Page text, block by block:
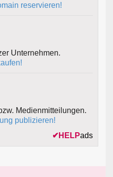
reservieren!
Unternehmen.
Medienmitteilungen.
publizieren!
✔ HELPads